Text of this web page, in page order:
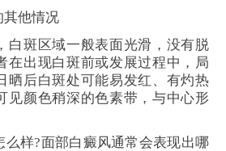
他情况
斑区域一般表面光滑，没有脱
在出现白斑前或发展过程中，局
晒后白斑处可能易发红、有灼热
见颜色稍深的色素带，与中心形
样?面部白癜风通常会表现出哪